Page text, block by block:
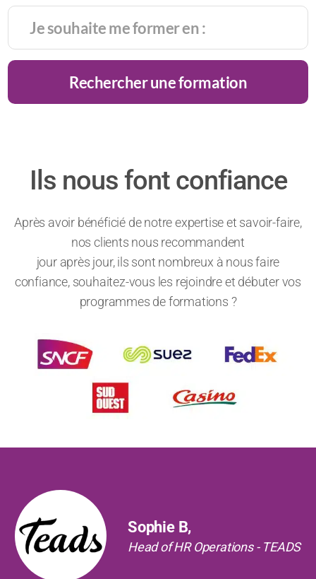
Rechercher une formation
Ils nous font confiance
Après avoir bénéficié de notre expertise et savoir-faire,
nos clients nous recommandent
jour après jour, ils sont nombreux à nous faire
confiance, souhaitez-vous les rejoindre et débuter vos
programmes de formations ?
Sophie B,
Head of HR Operations - TEADS